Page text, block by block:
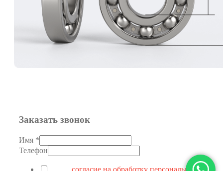
Заказать звонок
Имя *
Телефон
согласие на обработку персональных